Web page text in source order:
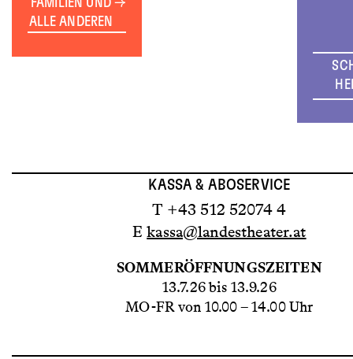
FAMILIEN UND
ALLE ANDEREN
KASSA & ABOSERVICE
T +43 512 52074 4
Ekassa@landestheater.at
SOMMERÖFFNUNGSZEITEN
13.7.26 bis 13.9.26
MO-FR von 10.00 – 14.00 Uhr